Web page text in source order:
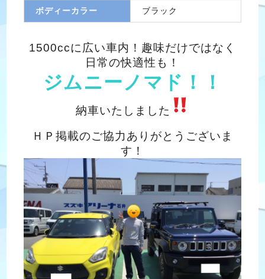
ボディーカラー ブラック
1500ccに広い車内！趣味だけではなく
日常の快適性も！
ジムニーノマド！！
納車いたしました
ＨＰ掲載のご協力ありがとうございま
す！